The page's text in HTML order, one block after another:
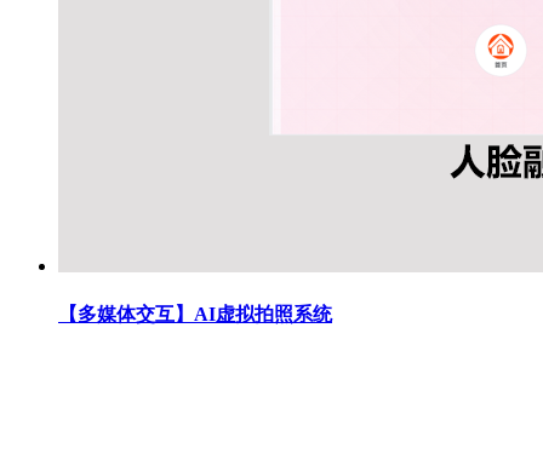
【多媒体交互】AI虚拟拍照系统